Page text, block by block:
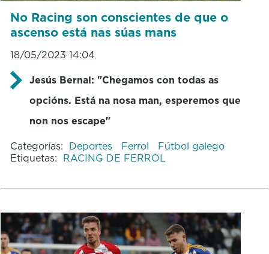
No Racing son conscientes de que o
ascenso está nas súas mans
18/05/2023 14:04
Jesús Bernal: "Chegamos con todas as
opcións. Está na nosa man, esperemos que
non nos escape"
Categorías: Deportes Ferrol
Fútbol galego
Etiquetas: RACING DE FERROL